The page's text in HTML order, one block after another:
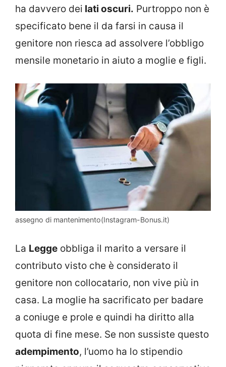
ha davvero dei lati oscuri. Purtroppo non è
specificato bene il da farsi in causa il
genitore non riesca ad assolvere l’obbligo
mensile monetario in aiuto a moglie e figli.
assegno di mantenimento(Instagram-Bonus.it)
La Legge obbliga il marito a versare il
contributo visto che è considerato il
genitore non collocatario, non vive più in
casa. La moglie ha sacrificato per badare
a coniuge e prole e quindi ha diritto alla
quota di fine mese. Se non sussiste questo
adempimento, l’uomo ha lo stipendio